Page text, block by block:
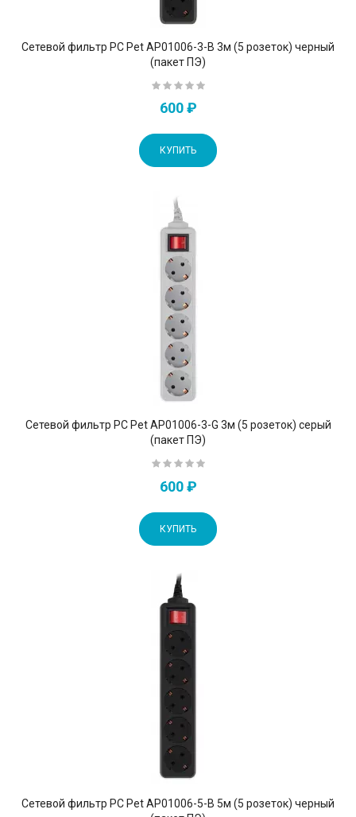
Сетевой фильтр PC Pet AP01006-3-B 3м (5 розеток) черный
(пакет ПЭ)
600 ₽
КУПИТЬ
Сетевой фильтр PC Pet AP01006-3-G 3м (5 розеток) серый
(пакет ПЭ)
600 ₽
КУПИТЬ
Сетевой фильтр PC Pet AP01006-5-B 5м (5 розеток) черный